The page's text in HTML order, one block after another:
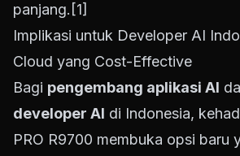
panjang. [1]
Implikasi untuk Developer AI
Cloud yang Cost-Effective
Bagi pengembang aplikasi AI
developer AI di Indonesia,
PRO R9700 membuka opsi baru